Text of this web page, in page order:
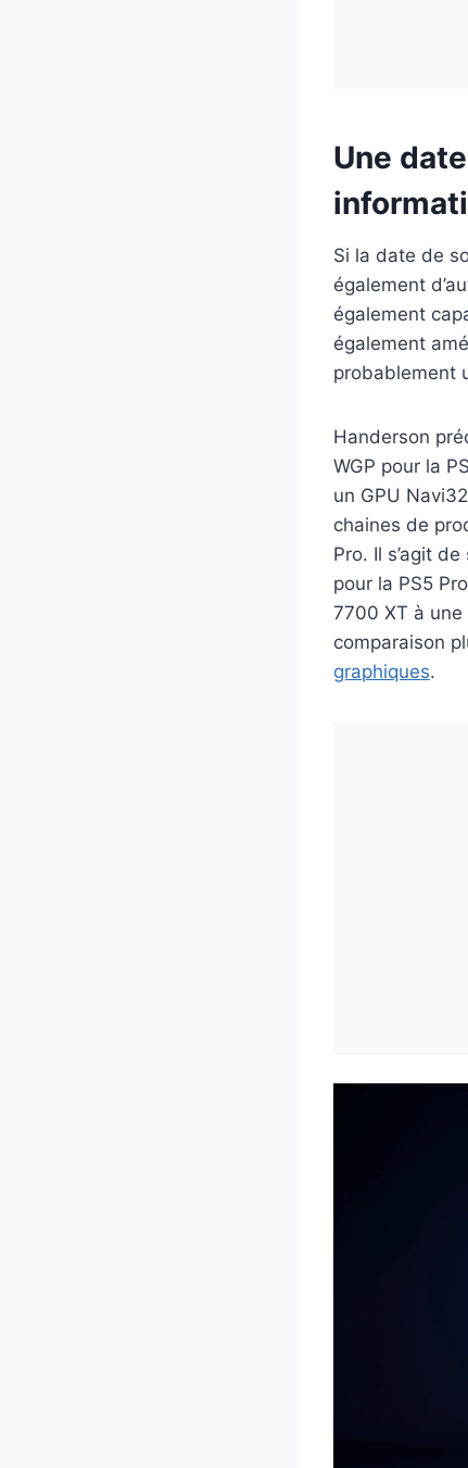
Une
Si la date de
également
également
également
probablement
Handerson
WGP pour la
un GPU
chaines de
Pro. Il s’agit
pour la PS5
7700 XT à
comparaison
graphiques.